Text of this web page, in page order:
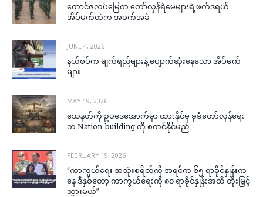
တောင်ဇလပ်မြေက တော်လှန်ရဲမေများရဲ့ဖက်ဒရယ်
အိပ်မက်ထဲက အခက်အခဲ
JUNE 4, 2026
နယ်စပ်က မျက်ရည်များနဲ့ ပျောက်ဆုံးနေသော အိပ်မက်
များ
MAY 19, 2026
သေနတ်ကို ဥပဒေအောက်မှာ ထားနိုင်မှ ခုခံတော်လှန်ရေး
က Nation-building ကို စတင်နိုင်မည်
FEBRUARY 19, 2026
“ကာကွယ်ရေး အသုံးစရိတ်ကို အရင်က ၆၅ ရာခိုင်နှုန်းက
နေ ဒီနှစ်တော့ ကာကွယ်ရေးကို ၈၀ ရာခိုင်နှုန်းအထိ တိုးမြှင့်
သွားမယ်”